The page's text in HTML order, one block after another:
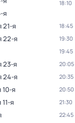
я
21-я
22-я
23-я
24-я
10-я
я
18:10
18:45
19:30
19:45
20:05
20:35
20:50
21:30
22:45